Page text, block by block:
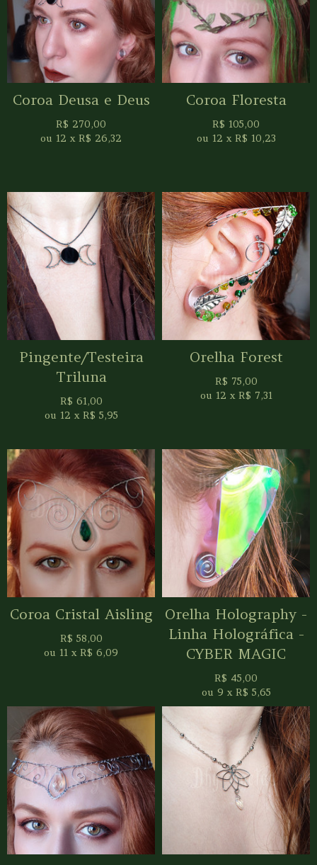
Coroa Deusa e Deus
R$ 270,00
ou 12 x R$ 26,32
Coroa Floresta
R$ 105,00
ou 12 x R$ 10,23
Pingente/Testeira
Triluna
R$ 61,00
ou 12 x R$ 5,95
Orelha Forest
R$ 75,00
ou 12 x R$ 7,31
Coroa Cristal Aisling
R$ 58,00
ou 11 x R$ 6,09
Orelha Holography -
Linha Holográfica -
CYBER MAGIC
R$ 45,00
ou 9 x R$ 5,65